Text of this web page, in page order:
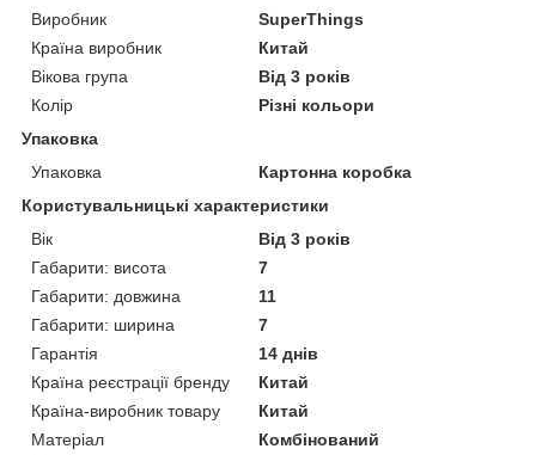
Виробник
SuperThings
Країна виробник
Китай
Вікова група
Від 3 років
Колір
Різні кольори
Упаковка
Упаковка
Картонна коробка
Користувальницькі характеристики
Вік
Від 3 років
Габарити: висота
7
Габарити: довжина
11
Габарити: ширина
7
Гарантія
14 днів
Країна реєстрації бренду
Китай
Країна-виробник товару
Китай
Матеріал
Комбінований